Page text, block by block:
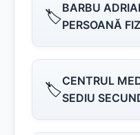
🏷️BARBU
PERSOANĂ
🏷️CENTRUL
SEDIU